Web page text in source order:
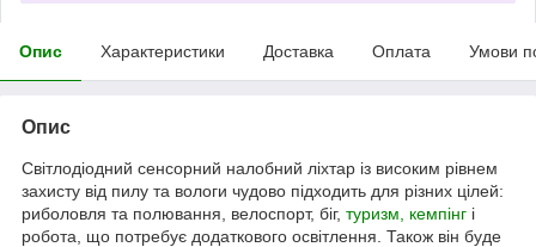
Опис Характеристики Доставка Оплата Умови
Опис
Світлодіодний сенсорний налобний ліхтар із високим рівнем
захисту від пилу та вологи чудово підходить для різних цілей:
риболовля та полювання, велоспорт, біг, туризм, кемпінг і
робота, що потребує додаткового освітлення. Також він буде